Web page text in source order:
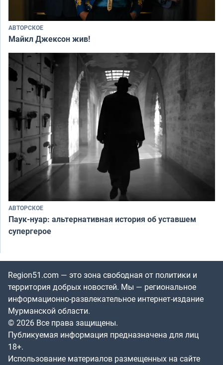
АВТОРСКОЕ
Майкл Джексон жив!
АВТОРСКОЕ
Паук-нуар: альтернативная история об уставшем
супергерое
Region51.com — это зона свободная от политики и
территория добрых новостей. Мы — региональное
информационно-развлекательное интернет-издание
Мурманской области.
© 2026 Все права защищены.
Публикуемая информация предназначена для лиц
18+.
Использование материалов размещенных на сайте